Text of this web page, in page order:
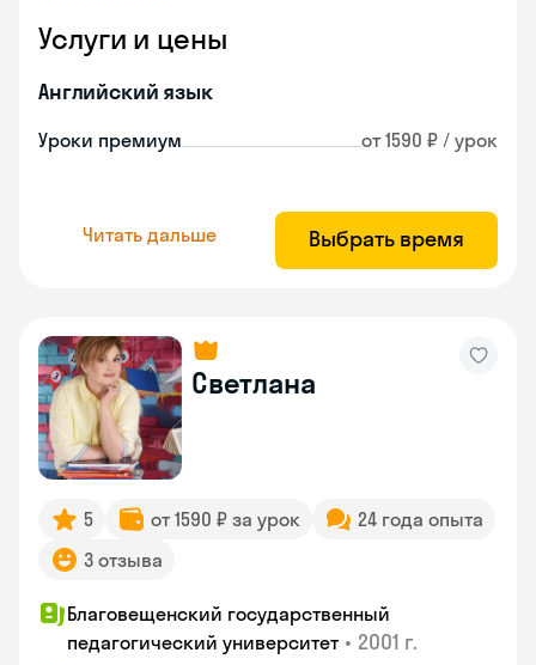
Услуги и цены
Английский язык
Уроки премиум от 1590 ₽ / урок
Читать дальше Выбрать время
Светлана
5 от 1590 ₽ за урок
24 года опыта
3 отзыва
Благовещенский государственный
педагогический университет • 2001 г.